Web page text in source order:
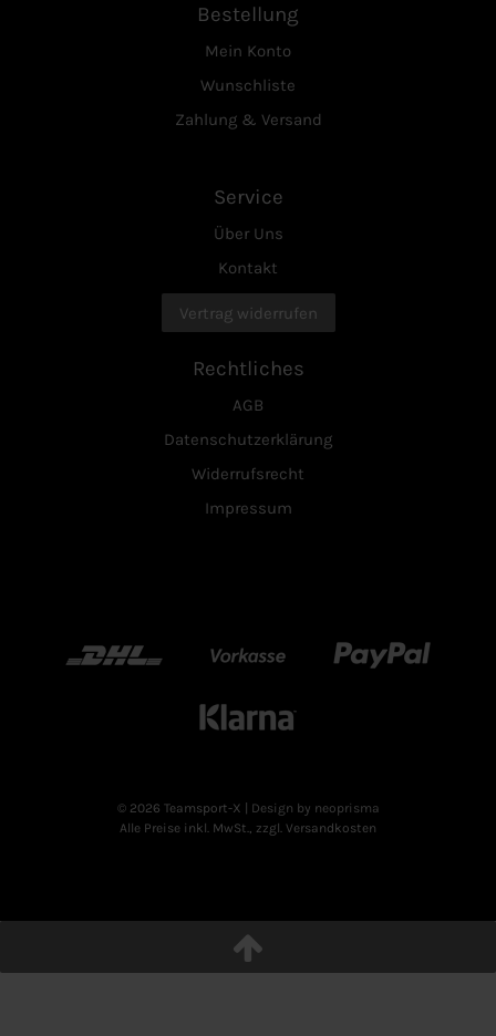
Bestellung
Mein Konto
Wunschliste
Zahlung & Versand
Service
Über Uns
Kontakt
Vertrag widerrufen
Rechtliches
AGB
Datenschutzerklärung
Widerrufsrecht
Impressum
DHL Vorkasse Paypal
Klarn
© 2026 Teamsport-X
| Design by neoprisma
Alle Preise inkl. MwSt., zzgl. Versandkosten